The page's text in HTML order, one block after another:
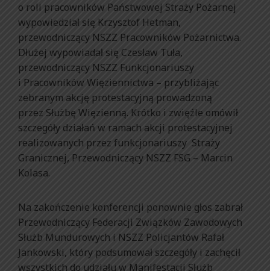
o roli pracowników Państwowej Straży Pożarnej
wypowiedział się Krzysztof Hetman,
przewodniczący NSZZ Pracowników Pożarnictwa.
Dłużej wypowiadał się Czesław Tuła,
przewodniczący NSZZ Funkcjonariuszy
i Pracowników Więziennictwa – przybliżając
zebranym akcję protestacyjną prowadzoną
przez Służbę Więzienną. Krótko i zwięźle omówił
szczegóły działań w ramach akcji protestacyjnej
realizowanych przez funkcjonariuszy Straży
Granicznej, Przewodniczący NSZZ FSG – Marcin
Kolasa.
Na zakończenie konferencji ponownie głos zabrał
Przewodniczący Federacji Związków Zawodowych
Służb Mundurowych i NSZZ Policjantów Rafał
Jankowski, który podsumował szczegóły i zachęcił
wszystkich do udziału w Manifestacji Służb